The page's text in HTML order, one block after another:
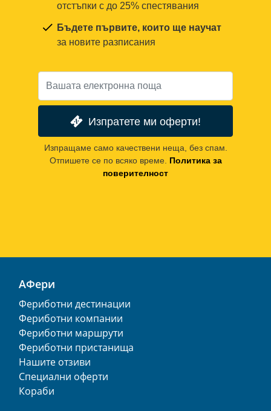
отстъпки с до 25% спестявания
Бъдете първите, които ще научат
за новите разписания
Изпратете ми оферти!
Изпращаме само качествени неща, без спам.
Отпишете се по всяко време. Политика за
поверителност
АФери
Фериботни дестинации
Фериботни компании
Фериботни маршрути
Фериботни пристанища
Нашите отзиви
Специални оферти
Кораби